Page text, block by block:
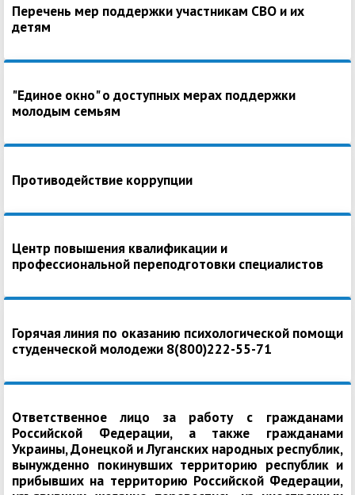
Перечень мер поддержки участникам СВО и их
детям
"Единое окно" о доступных мерах поддержки
молодым семьям
Противодействие коррупции
Центр повышения квалификации и
профессиональной переподготовки специалистов
Горячая линия по оказанию психологической помощи
студенческой молодежи 8(800)222-55-71
Ответственное лицо за работу с гражданами
Российской Федерации, а также гражданами
Украины, Донецкой и Луганских народных республик,
вынужденно покинувших территорию республик и
прибывших на территорию Российской Федерации,